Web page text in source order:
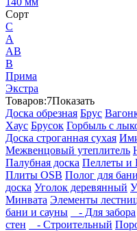
Сорт
C
А
АВ
В
Прима
Экстра
Товаров:7Показать
Доска обрезная Брус
Хаус Брусок Горбыль с
Доска строганная сухая
Межвенцовый утеплитель
Палубная доска Пеллеты и
Плиты OSB Полог для бани
доска Уголок деревянный
Минвата Элементы
бани и сауны
- Для забора
стен
- Строительный